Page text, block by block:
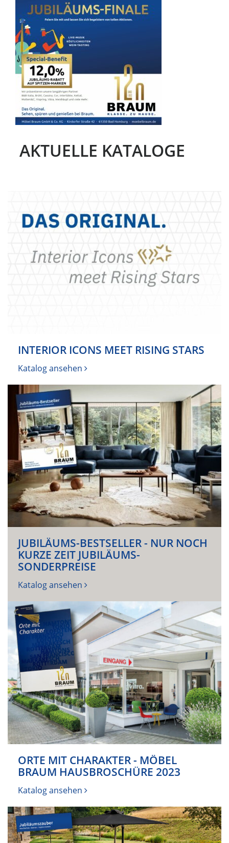
AKTUELLE KATALOGE
INTERIOR ICONS MEET RISING STARS
Katalog ansehen
JUBILÄUMS-BESTSELLER - NUR NOCH
KURZE ZEIT JUBILÄUMS-
SONDERPREISE
Katalog ansehen
ORTE MIT CHARAKTER - MÖBEL
BRAUM HAUSBROSCHÜRE 2023
Katalog ansehen